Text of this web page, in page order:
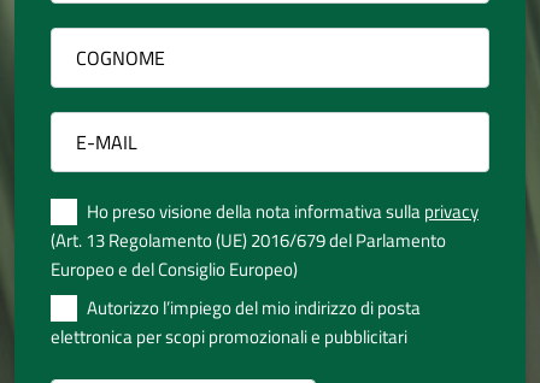
Ho preso visione della nota informativa sullaprivacy
(Art. 13 Regolamento (UE) 2016/679 del Parlamento
Europeo e del Consiglio Europeo)
Autorizzo l’impiego del mio indirizzo di posta
elettronica per scopi promozionali e pubblicitari